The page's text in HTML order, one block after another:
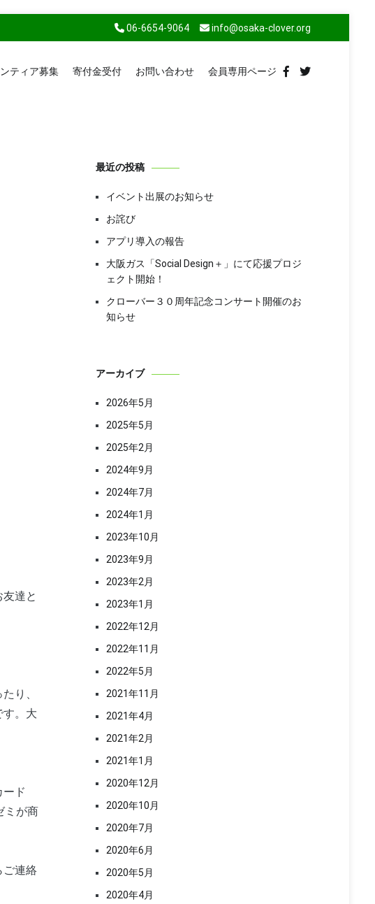
06-6654-9064 info@osaka-clover.org
ティア募集 寄付金受付 お問い合わせ 会員専用ページ
閣）
達と
り、
す。大
ド
ミが商
ご連絡
最近の投稿
イベント出展のお知らせ
お詫び
アプリ導入の報告
大阪ガス「Social Design＋」にて応援プロジ
ェクト開始！
クローバー３０周年記念コンサート開催のお
知らせ
アーカイブ
2026年5月
2025年5月
2025年2月
2024年9月
2024年7月
2024年1月
2023年10月
2023年9月
2023年2月
2023年1月
2022年12月
2022年11月
2022年5月
2021年11月
2021年4月
2021年2月
2021年1月
2020年12月
2020年10月
2020年7月
2020年6月
2020年5月
2020年4月